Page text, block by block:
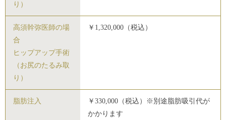
り）
高須幹弥医師の場
合
ヒップアップ手術
（お尻のたるみ取
り）
￥1,320,000（税込）
脂肪注入
￥330,000（税込）※別途脂肪吸引代が
かかります